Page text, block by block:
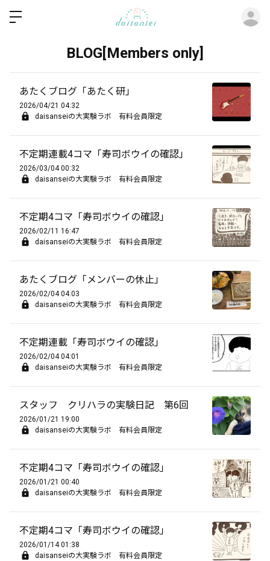
BLOG[Members only]
あたくブログ「あたく研」
2026/04/21 04:32
daisanseiの大実験ラボ 有料会員限定
不定期連載4コマ「寿司ボウイの確認」
2026/03/04 00:32
daisanseiの大実験ラボ 有料会員限定
不定期4コマ「寿司ボウイの確認」
2026/02/11 16:47
daisanseiの大実験ラボ 有料会員限定
あたくブログ「メンバーの休止」
2026/02/04 04:03
daisanseiの大実験ラボ 有料会員限定
不定期連載「寿司ボウイの確認」
2026/02/04 04:01
daisanseiの大実験ラボ 有料会員限定
スタッフ クリハラの実験日記 第6回
2026/01/21 19:00
daisanseiの大実験ラボ 有料会員限定
不定期4コマ「寿司ボウイの確認」
2026/01/21 00:40
daisanseiの大実験ラボ 有料会員限定
不定期4コマ「寿司ボウイの確認」
2026/01/14 01:38
daisanseiの大実験ラボ 有料会員限定